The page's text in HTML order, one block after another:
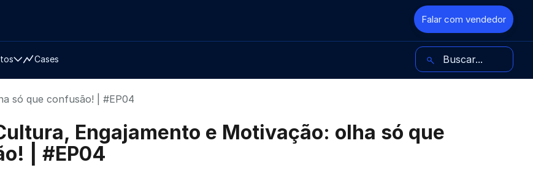
Falar com vendedor
Cases Buscar no blog
só que confusão! | #EP04
Engajamento e Motivação: olha só que
| #EP04